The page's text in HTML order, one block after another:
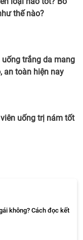
thế nào?
uống trắng da mang
an toàn hiện nay
uống trị nám tốt
không? Cách đọc kết